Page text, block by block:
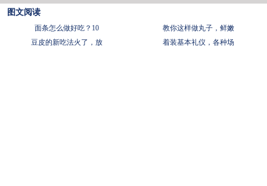
图文阅读
面条怎么做好吃？10
教你这样做丸子，鲜嫩
豆皮的新吃法火了，放
着装基本礼仪，各种场